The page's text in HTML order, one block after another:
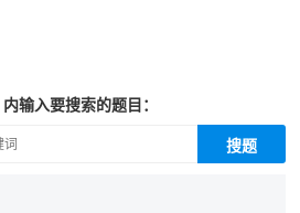
内输入要搜索的题目：
搜题